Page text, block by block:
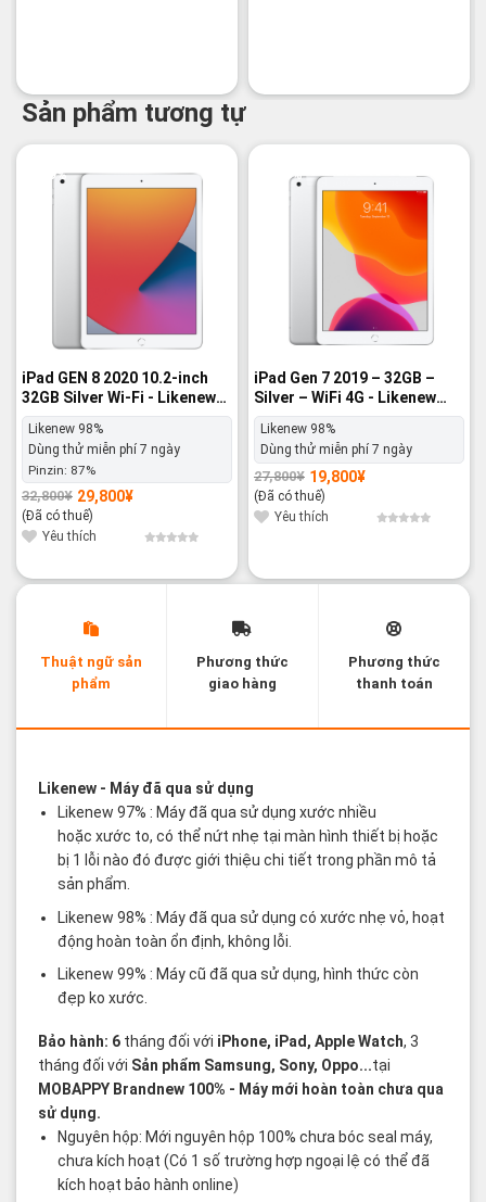
Sản phẩm tương tự
-9%
iPad GEN 8 2020 10.2-inch
32GB Silver Wi-Fi - Likenew
98%
Likenew 98%
Dùng thử miễn phí 7 ngày
Pinzin: 87%
32,800¥
Giá
gốc
là:
32,800¥.
29,800¥
Giá
hiện
tại
là:
29,800¥.
(Đã có thuế)
Yêu thích
-29%
iPad Gen 7 2019 – 32GB –
Silver – WiFi 4G - Likenew
98%
Likenew 98%
Dùng thử miễn phí 7 ngày
27,800¥
Giá
gốc
là:
27,800¥.
19,800¥
Giá
hiện
tại
là:
19,800¥.
(Đã có thuế)
Yêu thích
Thuật ngữ sản
phẩm
Phương thức
giao hàng
Phương thức
thanh toán
Likenew- Máy đã qua sử dụng
Likenew 97% : Máy đã qua sử dụng xước nhiều
hoặc xước to, có thể nứt nhẹ tại màn hình thiết bị hoặc
bị 1 lỗi nào đó được giới thiệu chi tiết trong phần mô tả
sản phẩm.
Likenew 98% : Máy đã qua sử dụng có xước nhẹ vỏ, hoạt
động hoàn toàn ổn định, không lỗi.
Likenew 99% : Máy cũ đã qua sử dụng, hình thức còn
đẹp ko xước.
Bảo hành: 6 tháng đối với iPhone, iPad, Apple Watch, 3
tháng đối với Sản phẩm Samsung, Sony, Oppo...tại
MOBAPPY Brandnew 100% - Máy mới hoàn toàn chưa qua
sử dụng.
Nguyên hộp: Mới nguyên hộp 100% chưa bóc seal máy,
chưa kích hoạt (Có 1 số trường hợp ngoại lệ có thể đã
kích hoạt bảo hành online)